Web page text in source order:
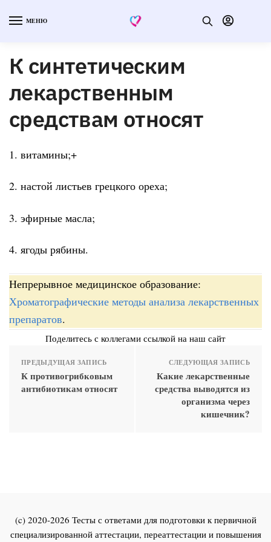
МЕНЮ
К синтетическим
лекарственным
средствам относят
1. витамины;+
2. настой листьев грецкого ореха;
3. эфирные масла;
4. ягоды рябины.
Непрерывное медицинское образование:
Хроматографические методы анализа лекарственных
препаратов.
Поделитесь с коллегами ссылкой на наш сайт
ПРЕДЫДУЩАЯ ЗАПИСЬ
К противогрибковым
антибиотикам относят
СЛЕДУЮЩАЯ ЗАПИСЬ
Какие лекарственные
средства выводятся из
организма через
кишечник?
(c) 2020-2026 Тесты с ответами для подготовки к первичной
специализированной аттестации, переаттестации и повышения